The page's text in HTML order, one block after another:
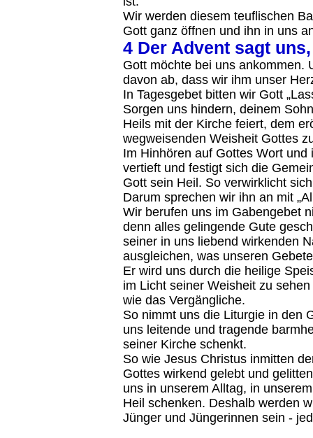
Wir werden diesem teuflischen
Gott ganz öffnen und ihn in uns
4 Der Advent sagt
Gott möchte bei uns ankommen.
davon ab, dass wir ihm unser
In Tagesgebet bitten wir Gott
Sorgen uns hindern, deinem
Heils mit der Kirche feiert, dem
wegweisenden Weisheit Gottes
Im Hinhören auf Gottes Wort
vertieft und festigt sich die
Gott sein Heil. So verwirklicht
Darum sprechen wir ihn an mit
Wir berufen uns im Gabengebet
denn alles gelingende Gute
seiner in uns liebend wirkenden
ausgleichen, was unseren
Er wird uns durch die heilige
im Licht seiner Weisheit zu
wie das Vergängliche.
So nimmt uns die Liturgie in den
uns leitende und tragende
seiner Kirche schenkt.
So wie Jesus Christus inmitten
Gottes wirkend gelebt und
uns in unserem Alltag, in
Heil schenken. Deshalb werden
Jünger und Jüngerinnen sein -